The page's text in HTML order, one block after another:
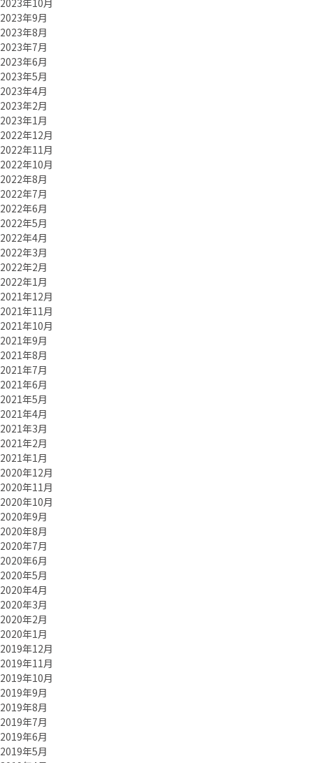
2023年10月
2023年9月
2023年8月
2023年7月
2023年6月
2023年5月
2023年4月
2023年2月
2023年1月
2022年12月
2022年11月
2022年10月
2022年8月
2022年7月
2022年6月
2022年5月
2022年4月
2022年3月
2022年2月
2022年1月
2021年12月
2021年11月
2021年10月
2021年9月
2021年8月
2021年7月
2021年6月
2021年5月
2021年4月
2021年3月
2021年2月
2021年1月
2020年12月
2020年11月
2020年10月
2020年9月
2020年8月
2020年7月
2020年6月
2020年5月
2020年4月
2020年3月
2020年2月
2020年1月
2019年12月
2019年11月
2019年10月
2019年9月
2019年8月
2019年7月
2019年6月
2019年5月